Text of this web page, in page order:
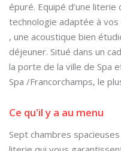
épuré. Equipé d’une literie
technologie adaptée à vos
, une acoustique bien
déjeuner. Situé dans un
la porte de la ville de Spa
Spa /Francorchamps, le
Ce qu'il y a au menu
Sept chambres